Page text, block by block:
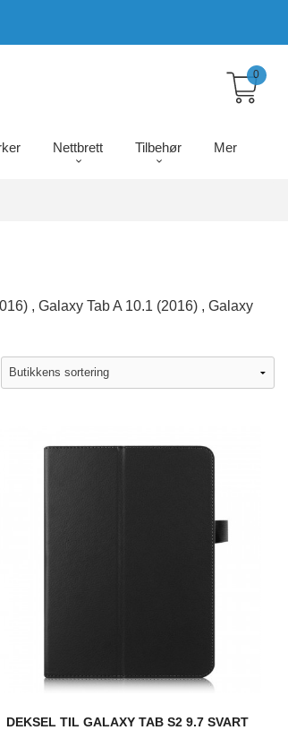
Nettbrett Tilbehør Mer
0
, Galaxy Tab A 10.1 (2016) , Galaxy
DEKSEL TIL GALAXY TAB S2 9.7 SVART